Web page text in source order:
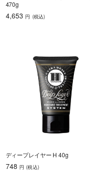
470g
4,653 円 (税込)
ディープレイヤー H 40g
748 円 (税込)